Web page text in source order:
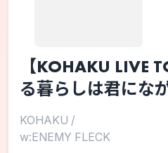
【KOHAKU LIVE
る暮らしは君にな
KOHAKU /
w:ENEMY FLECK